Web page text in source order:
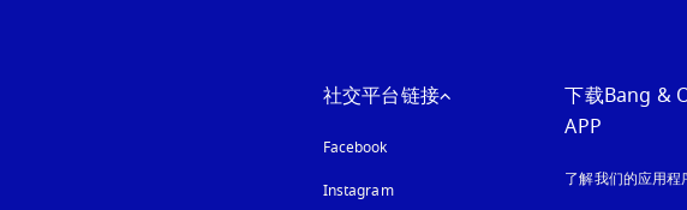
社交平台链接
Facebook
Instagram在新选项卡中打开
下载Bang &
APP
了解我们的应用程